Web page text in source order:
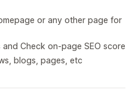
or any other page for
Check on-page SEO score
blogs, pages, etc